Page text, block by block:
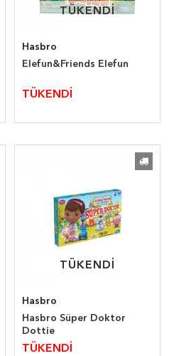
TÜKENDİ
TÜKENDİ
Hasbro
Elefun&Friends Elefun
TÜKENDİ
TÜKENDİ
TÜKENDİ
Hasbro
Hasbro Süper Doktor
Dottie
TÜKENDİ